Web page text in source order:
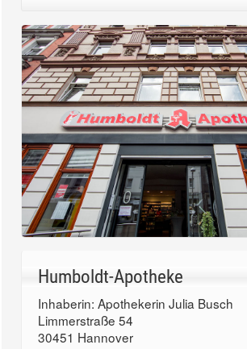
Humboldt-Apotheke
Inhaberin: Apothekerin Julia Busch
Limmerstraße 54
30451 Hannover